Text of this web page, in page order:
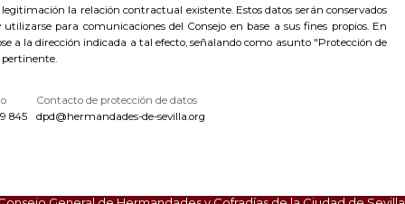
la relación contractual existente. Estos datos serán conservados
para comunicaciones del Consejo en base a sus fines propios. En
a la dirección indicada a tal efecto, señalando como asunto "Protección de
pertinente.
845
Contacto de protección de datos
dpd@hermandades-de-sevilla.org